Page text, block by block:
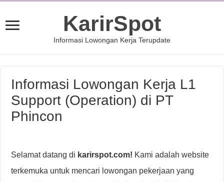
KarirSpot
Informasi Lowongan Kerja Terupdate
Informasi Lowongan Kerja L1
Support (Operation) di PT
Phincon
Selamat datang di karirspot.com! Kami adalah website
terkemuka untuk mencari lowongan pekerjaan yang